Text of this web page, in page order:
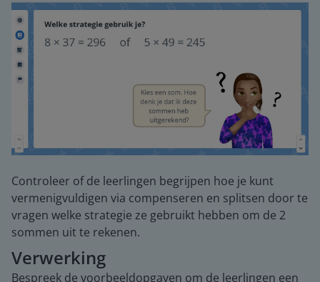
Controleer of de leerlingen begrijpen hoe je kunt
vermenigvuldigen via compenseren en splitsen door te
vragen welke strategie ze gebruikt hebben om de 2
sommen uit te rekenen.
Verwerking
Bespreek de voorbeeldopgaven om de leerlingen een